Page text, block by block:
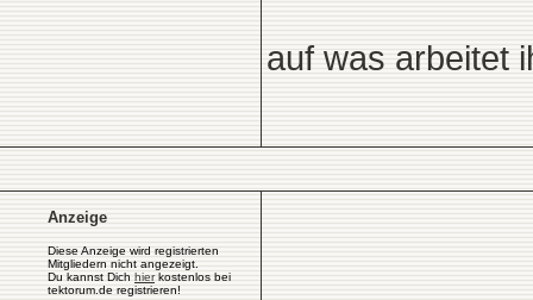
auf was arbeitet
Anzeige
Diese Anzeige wird registrierten
Mitgliedern nicht angezeigt.
Du kannst Dich hierkostenlos bei
tektorum.de registrieren!